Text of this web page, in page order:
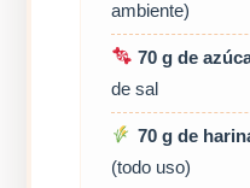
ambiente)
70 g de
de sal
70 g de
(todo uso)